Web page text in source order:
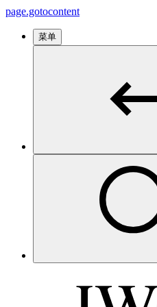
page.gotocontent
菜单